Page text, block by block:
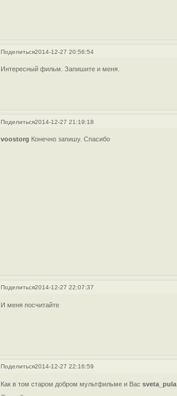
Поделиться2014-12-27 20:56:54
Интересный фильм. Запишите и меня.
Поделиться2014-12-27 21:19:18
voostorg Конечно запишу. Спасибо
Поделиться2014-12-27 22:07:37
И меня посчитайте
Поделиться2014-12-27 22:16:59
Как в том старом добром мультфильме и Васsveta_pula